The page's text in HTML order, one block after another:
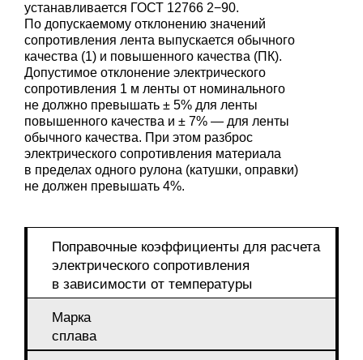
устанавливается ГОСТ 12766 2−90.
По допускаемому отклонению значений
сопротивления лента выпускается обычного
качества (1) и повышенного качества (ПК).
Допустимое отклонение электрического
сопротивления 1 м ленты от номинального
не должно превышать ± 5% для ленты
повышенного качества и ± 7% — для ленты
обычного качества. При этом разброс
электрического сопротивления материала
в пределах одного рулона (катушки, оправки)
не должен превышать 4%.
Поправочные коэффициенты для расчета
электрического сопротивления
в зависимости от температуры
Марка
сплава